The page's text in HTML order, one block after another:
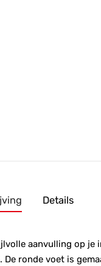
Details
aanvulling op je
ronde voet is